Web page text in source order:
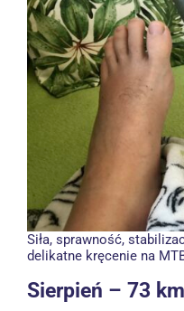
Siła, sprawność,
delikatne kręcenie na
Sierpień – 73 km